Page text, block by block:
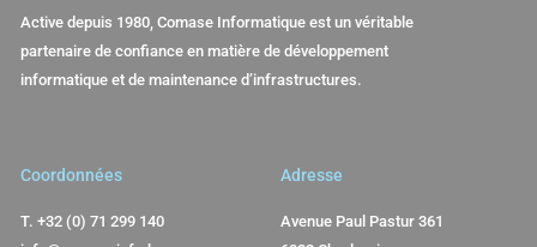
Active depuis 1980, Comase Informatique est un véritable
partenaire de confiance en matière de développement
informatique et de maintenance d’infrastructures.
Coordonnées
T. +32 (0) 71 299 140
Adresse
Avenue Paul Pastur 361